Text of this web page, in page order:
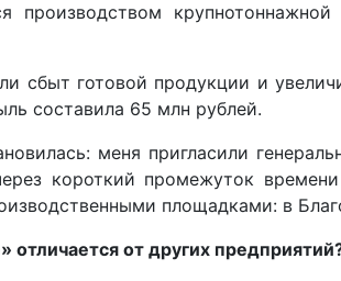
производством
сбыт готовой продукции и
составила 65 млн рублей.
меня пригласили
короткий промежуток
площадками: в
отличается от других